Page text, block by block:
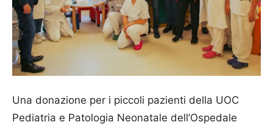
Una donazione per i piccoli pazienti della UOC
Pediatria e Patologia Neonatale dell’Ospedale